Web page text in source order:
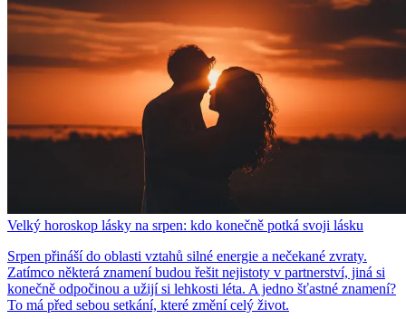
Velký horoskop lásky na srpen: kdo konečně potká svoji lásku
Srpen přináší do oblasti vztahů silné energie a nečekané zvraty.
Zatímco některá znamení budou řešit nejistoty v partnerství, jiná si
konečně odpočinou a užijí si lehkosti léta. A jedno šťastné znamení?
To má před sebou setkání, které změní celý život.